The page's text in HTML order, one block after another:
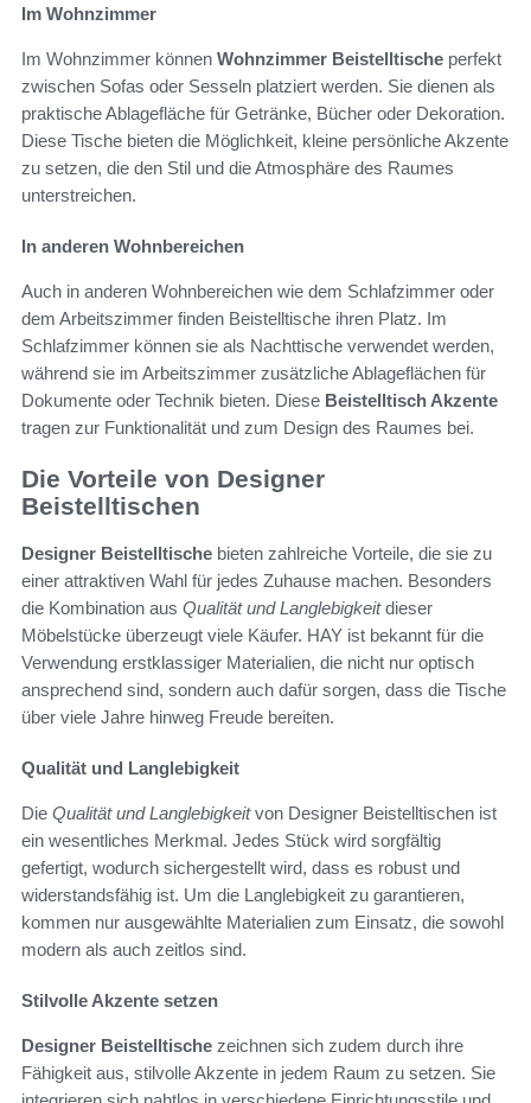
Im Wohnzimmer
Im Wohnzimmer können Wohnzimmer Beistelltische perfekt
zwischen Sofas oder Sesseln platziert werden. Sie dienen als
praktische Ablagefläche für Getränke, Bücher oder Dekoration.
Diese Tische bieten die Möglichkeit, kleine persönliche Akzente
zu setzen, die den Stil und die Atmosphäre des Raumes
unterstreichen.
In anderen Wohnbereichen
Auch in anderen Wohnbereichen wie dem Schlafzimmer oder
dem Arbeitszimmer finden Beistelltische ihren Platz. Im
Schlafzimmer können sie als Nachttische verwendet werden,
während sie im Arbeitszimmer zusätzliche Ablageflächen für
Dokumente oder Technik bieten. Diese Beistelltisch Akzente
tragen zur Funktionalität und zum Design des Raumes bei.
Die Vorteile von Designer
Beistelltischen
Designer Beistelltische bieten zahlreiche Vorteile, die sie zu
einer attraktiven Wahl für jedes Zuhause machen. Besonders
die Kombination aus Qualität und Langlebigkeitdieser
Möbelstücke überzeugt viele Käufer. HAY ist bekannt für die
Verwendung erstklassiger Materialien, die nicht nur optisch
ansprechend sind, sondern auch dafür sorgen, dass die Tische
über viele Jahre hinweg Freude bereiten.
Qualität und Langlebigkeit
Die Qualität und Langlebigkeitvon Designer Beistelltischen ist
ein wesentliches Merkmal. Jedes Stück wird sorgfältig
gefertigt, wodurch sichergestellt wird, dass es robust und
widerstandsfähig ist. Um die Langlebigkeit zu garantieren,
kommen nur ausgewählte Materialien zum Einsatz, die sowohl
modern als auch zeitlos sind.
Stilvolle Akzente setzen
Designer Beistelltische zeichnen sich zudem durch ihre
Fähigkeit aus, stilvolle Akzente in jedem Raum zu setzen. Sie